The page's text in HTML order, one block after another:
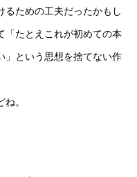
るための工夫だったかもし
「たとえこれが初めての本
」という思想を捨てない作
。